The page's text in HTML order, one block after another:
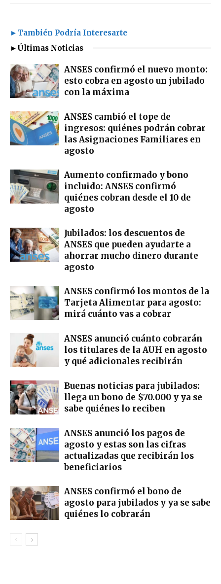
►También Podría Interesarte
►Últimas Noticias
ANSES confirmó el nuevo monto:
esto cobra en agosto un jubilado
con la máxima
ANSES cambió el tope de
ingresos: quiénes podrán cobrar
las Asignaciones Familiares en
agosto
Aumento confirmado y bono
incluido: ANSES confirmó
quiénes cobran desde el 10 de
agosto
Jubilados: los descuentos de
ANSES que pueden ayudarte a
ahorrar mucho dinero durante
agosto
ANSES confirmó los montos de la
Tarjeta Alimentar para agosto:
mirá cuánto vas a cobrar
ANSES anunció cuánto cobrarán
los titulares de la AUH en agosto
y qué adicionales recibirán
Buenas noticias para jubilados:
llega un bono de $70.000 y ya se
sabe quiénes lo reciben
ANSES anunció los pagos de
agosto y estas son las cifras
actualizadas que recibirán los
beneficiarios
ANSES confirmó el bono de
agosto para jubilados y ya se sabe
quiénes lo cobrarán